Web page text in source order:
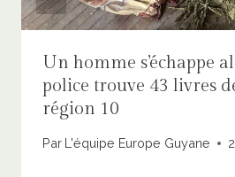
Un homme s’échappe
police trouve 43 livres
région 10
Par L'équipe Europe Guyane